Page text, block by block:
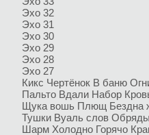
Эхо 32
Эхо 31
Эхо 30
Эхо 29
Эхо 28
Эхо 27
Кикс Чертёнок В баню
Пальто Вдали Набор
Щука вошь Плющ Бездна
Тушки Вуаль слов
Шарм Холодно Горячо